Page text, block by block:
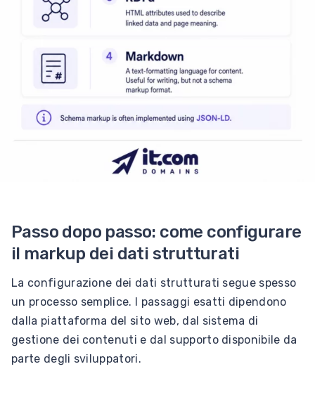
Passo dopo passo: come configurare
il markup dei dati strutturati
La configurazione dei dati strutturati segue spesso
un processo semplice. I passaggi esatti dipendono
dalla piattaforma del sito web, dal sistema di
gestione dei contenuti e dal supporto disponibile da
parte degli sviluppatori.